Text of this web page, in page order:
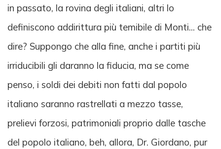
in passato, la rovina degli italiani, altri lo
definiscono addirittura più temibile di Monti... che
dire? Suppongo che alla fine, anche i partiti più
irriducibili gli daranno la fiducia, ma se come
penso, i soldi dei debiti non fatti dal popolo
italiano saranno rastrellati a mezzo tasse,
prelievi forzosi, patrimoniali proprio dalle tasche
del popolo italiano, beh, allora, Dr. Giordano, pur